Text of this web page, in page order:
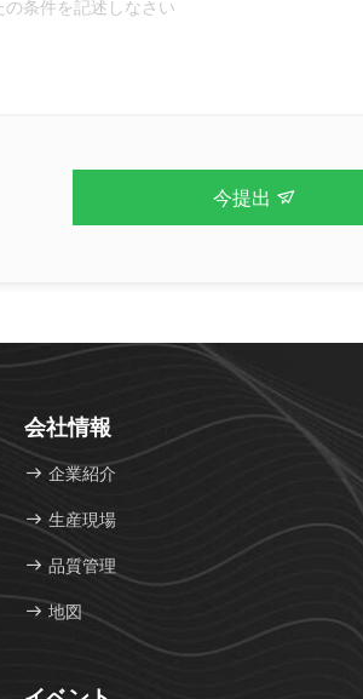
今提出
会社情報
企業紹介
生産現場
品質管理
地図